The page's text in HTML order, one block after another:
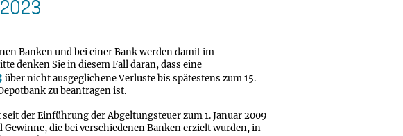
Banken und bei einer Bank werden damit im
denken Sie in diesem Fall daran, dass eine
über nicht ausgeglichene Verluste bis spätestens zum 15.
zu beantragen ist.
der Einführung der Abgeltungsteuer zum 1. Januar 2009
die bei verschiedenen Banken erzielt wurden, in